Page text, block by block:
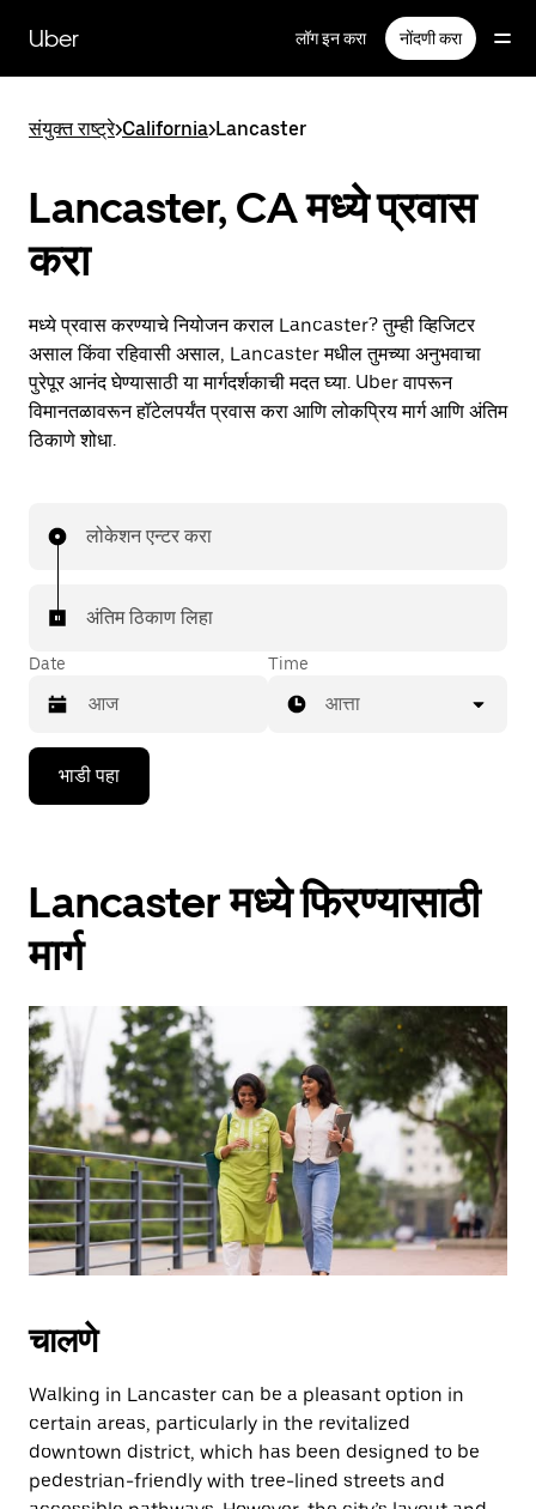
सामग्रीवरUber लॉग इन करा नोंदणी करा
संयुक्त राष्ट्रे>California>Lancaster
Lancaster, CA मध्ये प्रवास
करा
मध्ये प्रवास करण्याचे नियोजन कराल Lancaster? तुम्ही व्हिजिटर
असाल किंवा रहिवासी असाल, Lancaster मधील तुमच्या अनुभवाचा
पुरेपूर आनंद घेण्यासाठी या मार्गदर्शकाची मदत घ्या. Uber वापरून
विमानतळावरून हॉटेलपर्यंत प्रवास करा आणि लोकप्रिय मार्ग आणि अंतिम
ठिकाणे शोधा.
लोकेशन एन्टर करा
अंतिम ठिकाण लिहा
Date
Press
down
interact
with
calendar
a
date.
Press
the
escape
button
to
close
the
calendar.
Time
आत्ता
भाडी पहा
Lancaster मध्ये फिरण्यासाठी
मार्ग
चालणे
Walking in Lancaster can be a pleasant option in
certain areas, particularly in the revitalized
downtown district, which has been designed to be
pedestrian-friendly with tree-lined streets and